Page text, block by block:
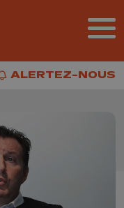
ALERTEZ-NOUS
ALERTEZ-NOUS